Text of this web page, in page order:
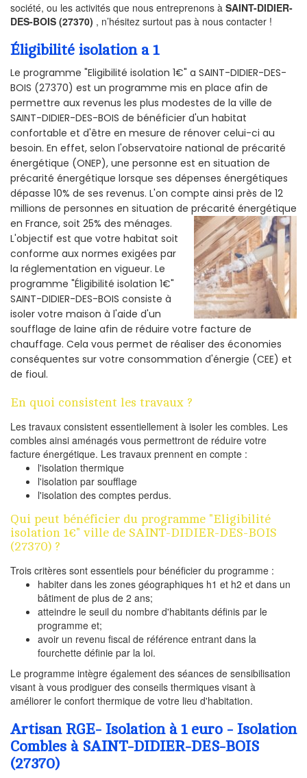
société, ou les activités que nous entreprenons à SAINT-DIDIER-
DES-BOIS (27370) , n’hésitez surtout pas à nous contacter !
Éligibilité isolation a 1
Le programme "Eligibilité isolation 1€" a SAINT-DIDIER-DES-
BOIS (27370) est un programme mis en place afin de
permettre aux revenus les plus modestes de la ville de
SAINT-DIDIER-DES-BOIS de bénéficier d'un habitat
confortable et d'être en mesure de rénover celui-ci au
besoin. En effet, selon l'observatoire national de précarité
énergétique (ONEP), une personne est en situation de
précarité énergétique lorsque ses dépenses énergétiques
dépasse 10% de ses revenus. L'on compte ainsi près de 12
millions de personnes en situation de précarité énergétique
en France, soit 25% des ménages.
L'objectif est que votre habitat soit
conforme aux normes exigées par
la réglementation en vigueur. Le
programme "Éligibilité isolation 1€"
SAINT-DIDIER-DES-BOIS consiste à
isoler votre maison à l'aide d'un
soufflage de laine afin de réduire votre facture de
chauffage. Cela vous permet de réaliser des économies
conséquentes sur votre consommation d'énergie (CEE) et
de fioul.
En quoi consistent les travaux ?
Les travaux consistent essentiellement à isoler les combles. Les
combles ainsi aménagés vous permettront de réduire votre
facture énergétique. Les travaux prennent en compte :
l'isolation thermique
l'isolation par soufflage
l'isolation des comptes perdus.
Qui peut bénéficier du programme "Eligibilité
isolation 1€" ville de SAINT-DIDIER-DES-BOIS
(27370) ?
Trois critères sont essentiels pour bénéficier du programme :
habiter dans les zones géographiques h1 et h2 et dans un
bâtiment de plus de 2 ans;
atteindre le seuil du nombre d'habitants définis par le
programme et;
avoir un revenu fiscal de référence entrant dans la
fourchette définie par la loi.
Le programme intègre également des séances de sensibilisation
visant à vous prodiguer des conseils thermiques visant à
améliorer le confort thermique de votre lieu d'habitation.
Artisan RGE- Isolation à 1 euro - Isolation
Combles à SAINT-DIDIER-DES-BOIS
(27370)